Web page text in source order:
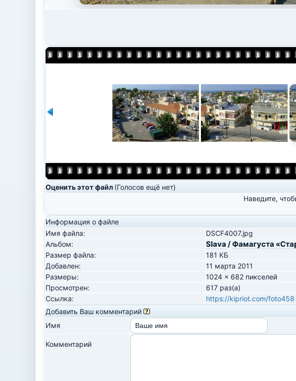
Оценить этот файл (Голосов ещё нет)
Наведите,
Информация о файле
Имя файла:
DSCF4007.jpg
Альбом:
Slava /Фамагуста
Размер файла:
181 КБ
Добавлен:
11 марта 2011
Размеры:
1024 x 682 пикселей
Просмотрен:
617 раз(а)
Ссылка:
https://kipriot.com/foto458
Добавить Ваш комментарий
Имя
Комментарий